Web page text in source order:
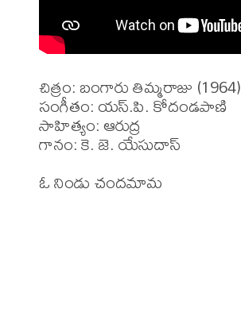
చిత్రం: బంగారు తిమ్మరాజు (1964)
సంగీతం: యస్.పి. కోదండపాణి
సాహిత్యం: ఆరుద్ర
గానం: కె. జె. యేసుదాస్